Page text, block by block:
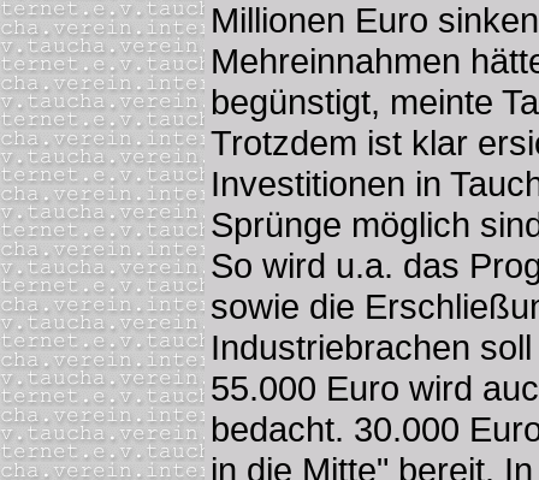
Millionen Euro
Mehreinnahmen
begünstigt, meinte
Trotzdem ist klar
Investitionen in
Sprünge möglich
So wird u.a. das
sowie die
Industriebrachen
55.000 Euro wird
bedacht. 30.000
in die Mitte" bereit.